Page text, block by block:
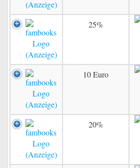
25%
10 Euro
20%